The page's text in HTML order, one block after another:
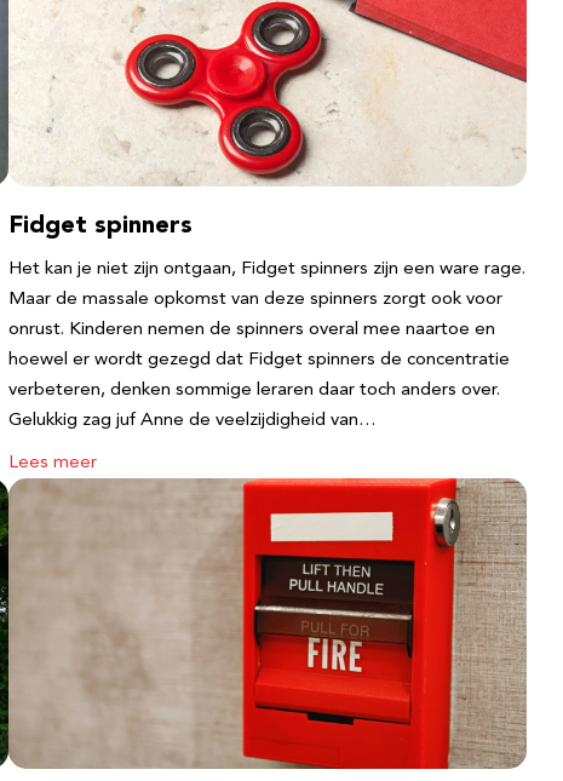
Fidget spinners
Het kan je niet zijn ontgaan, Fidget spinners zijn een ware rage.
Maar de massale opkomst van deze spinners zorgt ook voor
onrust. Kinderen nemen de spinners overal mee naartoe en
hoewel er wordt gezegd dat Fidget spinners de concentratie
verbeteren, denken sommige leraren daar toch anders over.
Gelukkig zag juf Anne de veelzijdigheid van…
Lees meer